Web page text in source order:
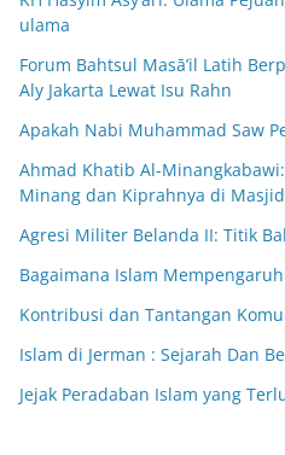
ulama
Forum Bahtsul Masā’il Latih
Aly Jakarta Lewat Isu Rahn
Apakah Nabi Muhammad Saw
Ahmad Khatib Al-
Minang dan Kiprahnya di
Agresi Militer Belanda II: Titik
Bagaimana Islam
Kontribusi dan Tantangan
Islam di Jerman : Sejarah Dan
Jejak Peradaban Islam yang